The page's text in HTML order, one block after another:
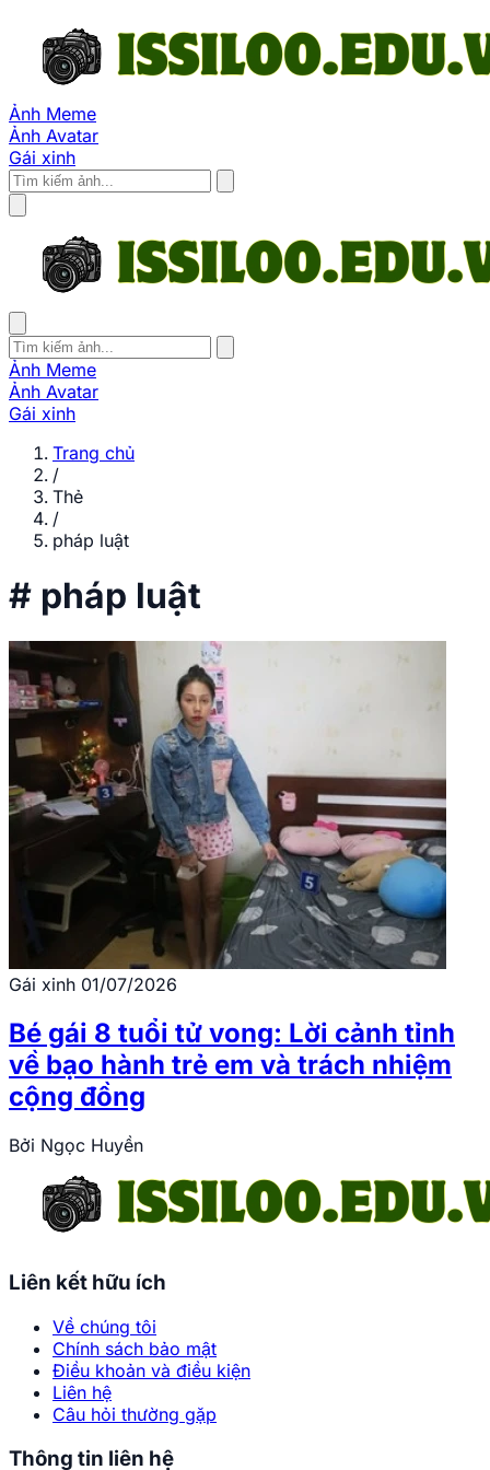
Ảnh Meme
Ảnh Avatar
Gái xinh
Ảnh Meme
Ảnh Avatar
Gái xinh
Trang chủ
/
Thẻ
/
pháp luật
# pháp luật
Gái xinh 01/07/2026
Bé gái 8 tuổi tử vong: Lời cảnh tỉnh
về bạo hành trẻ em và trách nhiệm
cộng đồng
Bởi Ngọc Huyền
Liên kết hữu ích
Về chúng tôi
Chính sách bảo mật
Điều khoản và điều kiện
Liên hệ
Câu hỏi thường gặp
Thông tin liên hệ